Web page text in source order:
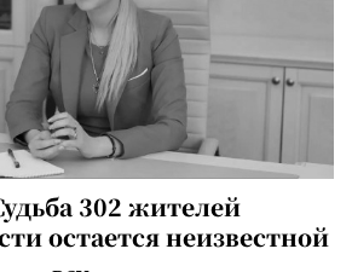
302 жителей
остается неизвестной